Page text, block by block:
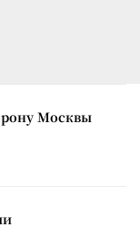
Москвы